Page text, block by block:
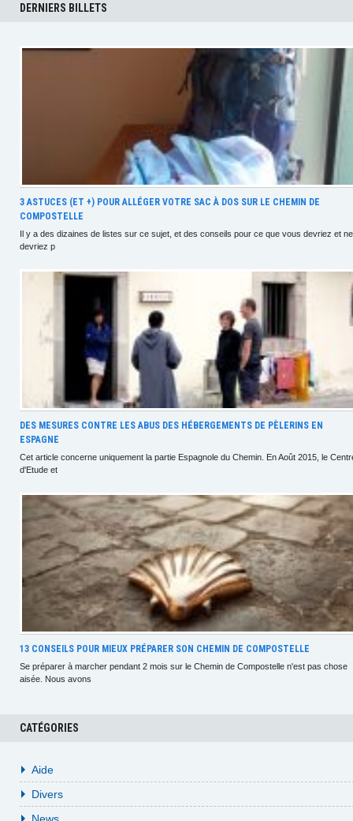
DERNIERS BILLETS
3 ASTUCES (ET +) POUR ALLÉGER VOTRE SAC À DOS SUR LE CHEMIN DE
COMPOSTELLE
Il y a des dizaines de listes sur ce sujet, et des conseils pour ce que vous devriez et ne
devriez p
DES MESURES CONTRE LES ABUS DES HÉBERGEMENTS DE PÈLERINS EN
ESPAGNE
Cet article concerne uniquement la partie Espagnole du Chemin. En Août 2015, le
d'Etude et
13 CONSEILS POUR MIEUX PRÉPARER SON CHEMIN DE COMPOSTELLE
Se préparer à marcher pendant 2 mois sur le Chemin de Compostelle n'est pas chose
aisée. Nous avons
CATÉGORIES
Aide
Divers